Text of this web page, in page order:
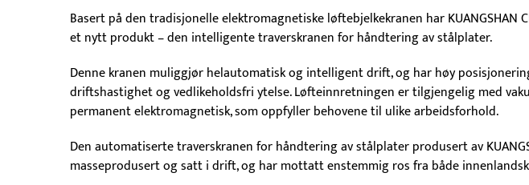
Basert på den tradisjonelle elektromagnetiske løftebjelkekranen har KUANGSHAN
et nytt produkt – den intelligente traverskranen for håndtering av stålplater.
Denne kranen muliggjør helautomatisk og intelligent drift, og har høy
driftshastighet og vedlikeholdsfri ytelse. Løfteinnretningen er tilgjengelig med
permanent elektromagnetisk, som oppfyller behovene til ulike arbeidsforhold.
Den automatiserte traverskranen for håndtering av stålplater produsert av
masseprodusert og satt i drift, og har mottatt enstemmig ros fra både